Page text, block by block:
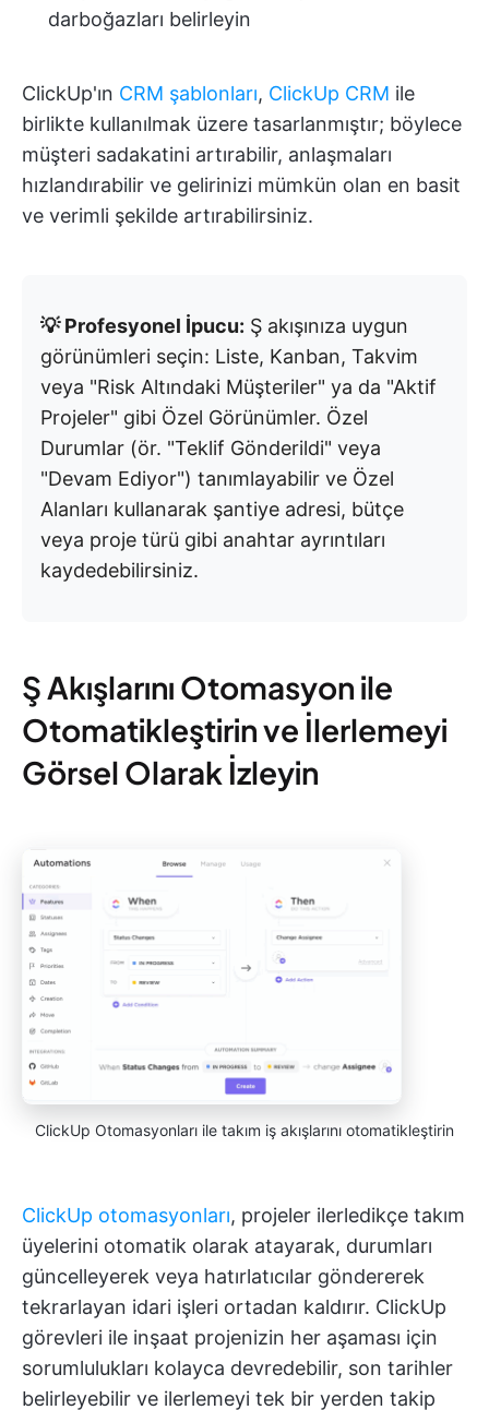
darboğazları belirleyin
ClickUp'ın CRM şablonları, ClickUp CRM ile
birlikte kullanılmak üzere tasarlanmıştır; böylece
müşteri sadakatini artırabilir, anlaşmaları
hızlandırabilir ve gelirinizi mümkün olan en basit
ve verimli şekilde artırabilirsiniz.
💡 Profesyonel İpucu: Ş akışınıza uygun
görünümleri seçin: Liste, Kanban, Takvim
veya "Risk Altındaki Müşteriler" ya da "Aktif
Projeler" gibi Özel Görünümler. Özel
Durumlar (ör. "Teklif Gönderildi" veya
"Devam Ediyor") tanımlayabilir ve Özel
Alanları kullanarak şantiye adresi, bütçe
veya proje türü gibi anahtar ayrıntıları
kaydedebilirsiniz.
Ş Akışlarını Otomasyon ile
Otomatikleştirin ve İlerlemeyi
Görsel Olarak İzleyin
ClickUp Otomasyonları ile takım iş akışlarını otomatikleştirin
ClickUp otomasyonları, projeler ilerledikçe takım
üyelerini otomatik olarak atayarak, durumları
güncelleyerek veya hatırlatıcılar göndererek
tekrarlayan idari işleri ortadan kaldırır. ClickUp
görevleri ile inşaat projenizin her aşaması için
sorumlulukları kolayca devredebilir, son tarihler
belirleyebilir ve ilerlemeyi tek bir yerden takip